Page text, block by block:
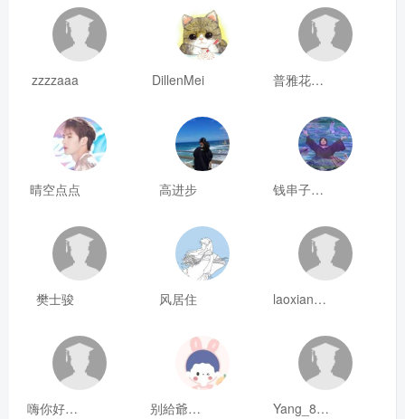
zzzzaaa DillenMei 普雅花qya
晴空点点 高进步 钱串子123
樊士骏 风居住 laoxianrou
嗨你好8mm 别給爺装纯 Yang_811